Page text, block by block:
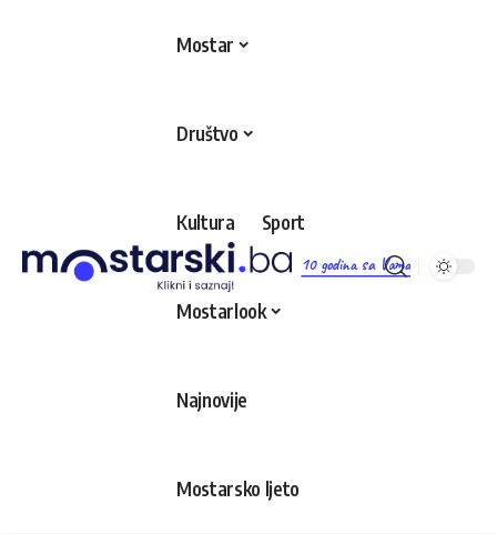
10 godina sa Vama
Mostar
Društvo
Kultura Sport
Mostarlook
Najnovije
Mostarsko ljeto